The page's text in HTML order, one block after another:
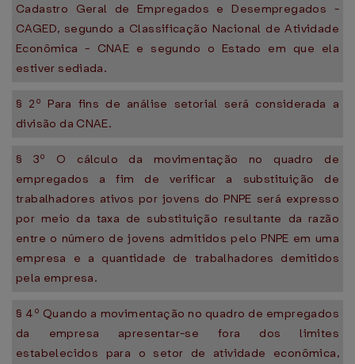
Cadastro Geral de Empregados e Desempregados -
CAGED, segundo a Classificação Nacional de Atividade
Econômica - CNAE e segundo o Estado em que ela
estiver sediada.
§ 2º Para fins de análise setorial será considerada a
divisão da CNAE.
§ 3º O cálculo da movimentação no quadro de
empregados a fim de verificar a substituição de
trabalhadores ativos por jovens do PNPE será expresso
por meio da taxa de substituição resultante da razão
entre o número de jovens admitidos pelo PNPE em uma
empresa e a quantidade de trabalhadores demitidos
pela empresa.
§ 4º Quando a movimentação no quadro de empregados
da empresa apresentar-se fora dos limites
estabelecidos para o setor de atividade econômica,